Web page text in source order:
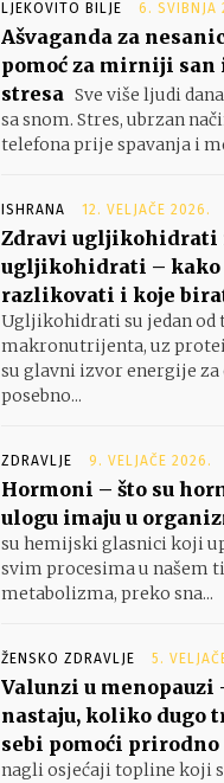
LJEKOVITO BILJE 6. SVIBNJA
Ašvaganda za
pomoć za mirniji san
stresa Sve više ljudi
sa snom. Stres, ubrzan
telefona prije spavanja i
ISHRANA 12. VELJAČE 2026.
Zdravi ugljikohidrati
ugljikohidrati –
razlikovati i koje
Ugljikohidrati su jedan od
makronutrijenta, uz
su glavni izvor energije
posebno...
ZDRAVLJE 9. VELJAČE 2026.
Hormoni – što su
ulogu imaju u
su hemijski glasnici koji
svim procesima u našem
metabolizma, preko sna...
ŽENSKO ZDRAVLJE 5.
Valunzi u menopauzi
nastaju, koliko dugo
sebi pomoći prirodno
nagli osjećaji topline koji